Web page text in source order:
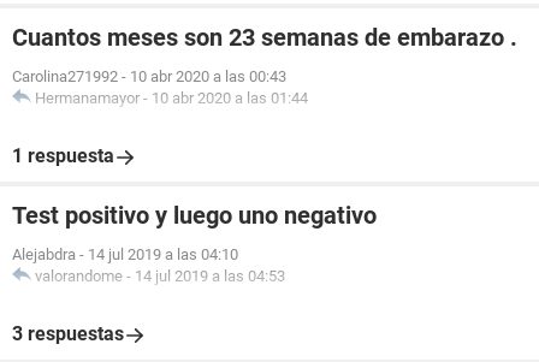
Cuantos meses son 23 semanas de embarazo .
Carolina271992 - 10 abr 2020 a las 00:43
Hermanamayor - 10 abr 2020 a las 01:44
1 respuesta
Test positivo y luego uno negativo
Alejabdra - 14 jul 2019 a las 04:10
valorandome - 14 jul 2019 a las 04:53
3 respuestas